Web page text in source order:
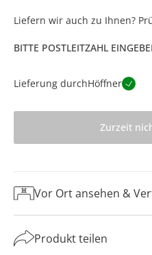
Liefern wir auch zu Ihnen?
BITTE POSTLEITZAHL
Lieferung durchHöffner
Zurzeit
Vor Ort ansehen &
Produkt teilen